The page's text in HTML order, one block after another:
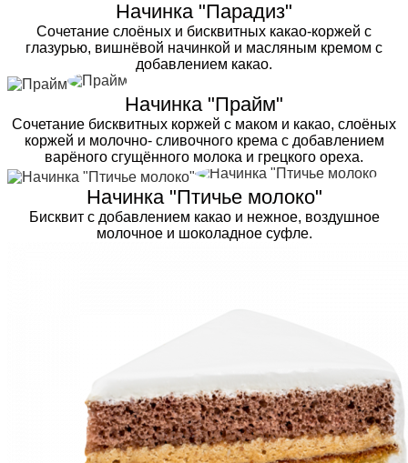
Начинка "Парадиз"
Сочетание слоёных и бисквитных какао-коржей с
глазурью, вишнёвой начинкой и масляным кремом с
добавлением какао.
Начинка "Прайм"
Сочетание бисквитных коржей с маком и какао, слоёных
коржей и молочно- сливочного крема с добавлением
варёного сгущённого молока и грецкого ореха.
Начинка "Птичье молоко"
Бисквит с добавлением какао и нежное, воздушное
молочное и шоколадное суфле.